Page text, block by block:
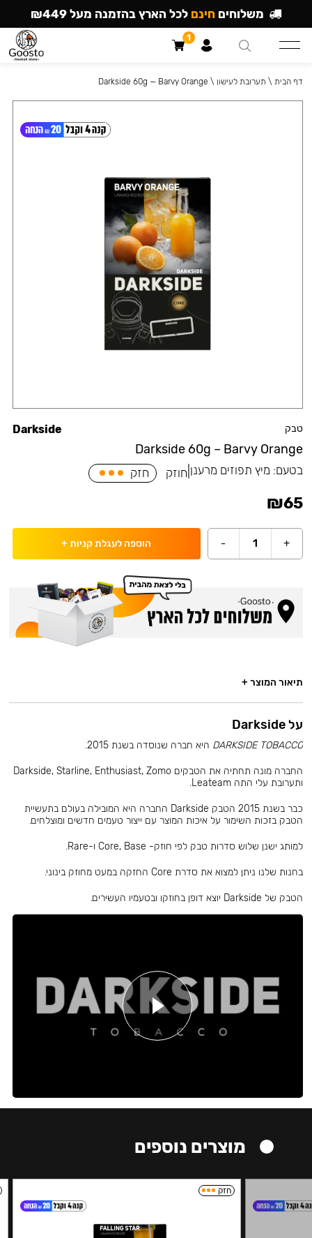
טבק
Darkside 60g – Barvy Orange
Darkside
בטעם: מיץ תפוזים מרענן חוזק חזק
₪65
+
1
- הוספה לעגלת קניות +
דף הבית \ תערובת לעישון \
Darkside 60g — Barvy Orange
תיאור המוצר +
על Darkside
DARKSIDE TOBACCO היא חברה שנוסדה בשנת 2015.
החברה מונה תחתיה את הטבקים Darkside, Starline, Enthusiast, Zomo
ותערובת עלי התה Leateam.
כבר בשנת 2015 הטבק Darkside החברה היא המובילה בעולם בתעשיית
הטבק בזכות השימור על איכות המוצר עם ייצור טעמים חדשים ומוצלחים.
למותג ישנן שלוש סדרות טבק לפי חוזק- Core, Base ו-Rare.
בחנות שלנו ניתן למצוא את סדרת Core החזקה במעט מחוזק בינוני.
הטבק של Darkside יוצא דופן בחוזקו ובטעמיו העשירים.
מוצרים נוספים
חזק
משלוחים חינם לכל הארץ בהזמנה מעל ₪449
1